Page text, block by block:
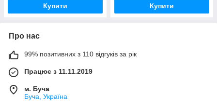
Купити Купити
Про нас
99% позитивних з 110 відгуків за рік
Працює з 11.11.2019
м. Буча
Буча, Україна